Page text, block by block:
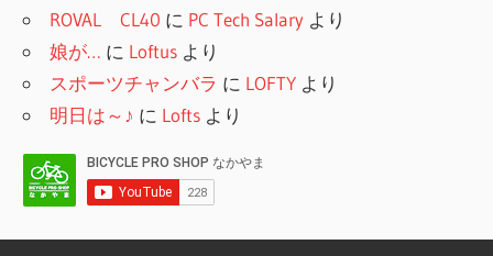
ROVAL CL40 に PC Tech Salary より
娘が… に Loftus より
スポーツチャンバラ に LOFTY より
明日は～♪ に Lofts より